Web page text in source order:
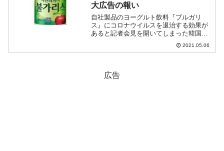
大広告の報い
自社製品のヨーグルト飲料『ブルガリ
ス』にコロナウイルスを退治する効果が
あると記者会見を開いてしまった韓国
『南陽乳業』。実験の結果が誰にも検証
されていないうちに発表したため（また
2021.05.06
広告